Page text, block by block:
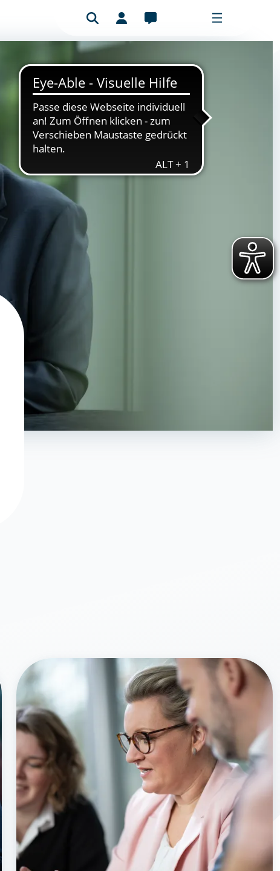
Benutzeranmeldung
Mitgliederbereich
Bitte füllen Sie das Formular aus, um
sich anzumelden.
E-Mail-Adresse
Passwort
Haben Sie ihr Passwort vergessen?
Sie haben noch keinen Account?
Hier können Sie sich registrieren
Leistungen
Mitglieder
[uv]campus | Seminare
News & Termine
Verband